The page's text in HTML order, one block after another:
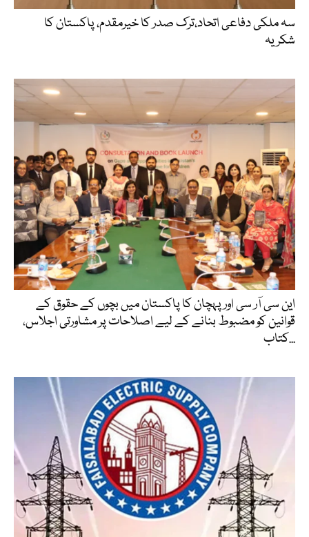
سہ ملکی دفاعی اتحاد،ترک صدر کا خیرمقدم، پاکستان کا
شکریہ
این سی آر سی اور پہچان کا پاکستان میں بچوں کے حقوق کے
قوانین کو مضبوط بنانے کے لیے اصلاحات پر مشاورتی اجلاس،
کتاب...